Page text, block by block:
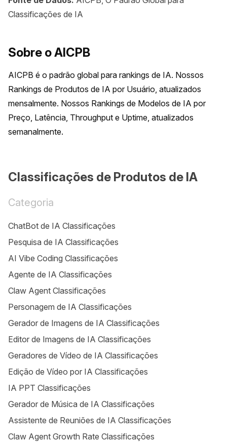
Classificações de IA
Sobre o AICPB
AICPB é o padrão global para rankings de IA. Nossos
Rankings de Produtos de IA por Usuário, atualizados
mensalmente. Nossos Rankings de Modelos de IA por
Preço, Latência, Throughput e Uptime, atualizados
semanalmente.
Classificações de Produtos de IA
Categoria
ChatBot de IA Classificações
Pesquisa de IA Classificações
AI Vibe Coding Classificações
Agente de IA Classificações
Claw Agent Classificações
Personagem de IA Classificações
Gerador de Imagens de IA Classificações
Editor de Imagens de IA Classificações
Geradores de Vídeo de IA Classificações
Edição de Vídeo por IA Classificações
IA PPT Classificações
Gerador de Música de IA Classificações
Assistente de Reuniões de IA Classificações
Claw Agent Growth Rate Classificações